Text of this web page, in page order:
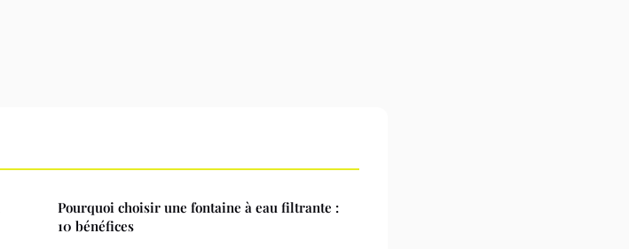
Pourquoi choisir une fontaine à eau filtrante :
10 bénéfices